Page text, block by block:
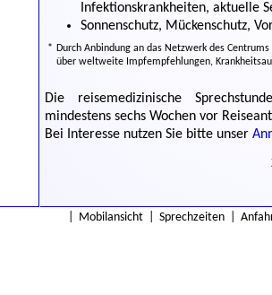
Infektionskrankheiten, aktuelle
Sonnenschutz, Mückenschutz,
* Durch Anbindung an das Netzwerk des
über weltweite Impfempfehlungen,
Die reisemedizinische
mindestens sechs Wochen vor
Bei Interesse nutzen Sie bitte unser
Mobilansicht Sprechzeiten